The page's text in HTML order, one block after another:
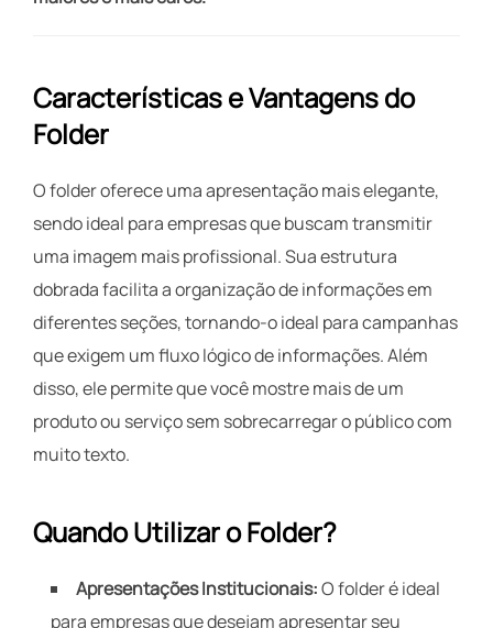
Características e Vantagens do
Folder
O folder oferece uma apresentação mais elegante,
sendo ideal para empresas que buscam transmitir
uma imagem mais profissional. Sua estrutura
dobrada facilita a organização de informações em
diferentes seções, tornando-o ideal para campanhas
que exigem um fluxo lógico de informações. Além
disso, ele permite que você mostre mais de um
produto ou serviço sem sobrecarregar o público com
muito texto.
Quando Utilizar o Folder?
Apresentações Institucionais:O folder é ideal
para empresas que desejam apresentar seu